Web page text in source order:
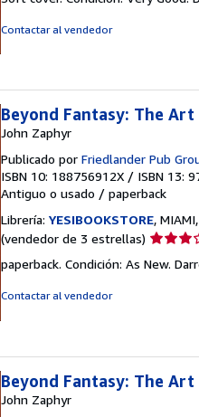
Contactar al vendedor
Beyond Fantasy: The
John Zaphyr
Publicado por Friedlander Pub
ISBN 10: 188756912X / ISBN 13:
Antiguo o usado / paperback
Librería: YESIBOOKSTORE,
(vendedor de 3 estrellas)
paperback. Condición: As New.
Contactar al vendedor
Beyond Fantasy: The
John Zaphyr